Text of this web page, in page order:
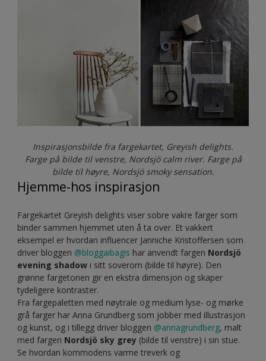
Inspirasjonsbilde fra fargekartet, Greyish delights.
Farge på bilde til venstre, Nordsjö calm river. Farge på
bilde til høyre, Nordsjö smoky sensation.
Hjemme-hos inspirasjon
Fargekartet Greyish delights viser sobre vakre farger som
binder sammen hjemmet uten å ta over. Et vakkert
eksempel er hvordan influencer Janniche Kristoffersen som
driver bloggen @bloggaibagis har anvendt fargen Nordsjö
evening shadow i sitt soverom (bilde til høyre). Den
grønne fargetonen gir en ekstra dimensjon og skaper
tydeligere kontraster.
Fra fargepaletten med nøytrale og medium lyse- og mørke
grå farger har Anna Grundberg som jobber med illustrasjon
og kunst, og i tillegg driver bloggen @annagrundberg, malt
med fargen Nordsjö sky grey (bilde til venstre) i sin stue.
Se hvordan kommodens varme treverk og